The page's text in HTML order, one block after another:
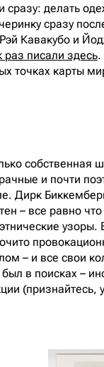
делать
сразу
Кавакубо и
писали здесь.
точках карты
собственная
и почти
Дирк
– все равно
– и все свои
в поисках –
(признайтесь,